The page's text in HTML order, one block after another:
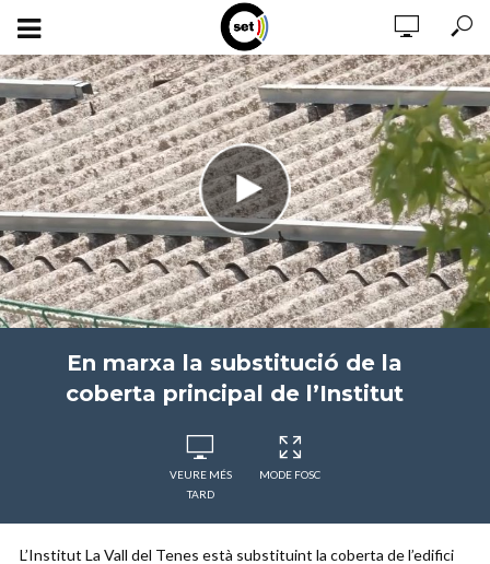
En marxa la substitució de la
coberta principal de l’Institut
VEURE MÉS
TARD
MODE FOSC
L’Institut La Vall del Tenes està substituint la coberta de l’edifici